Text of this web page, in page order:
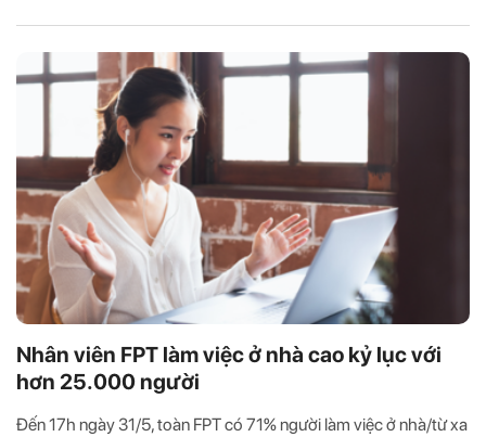
Nhân viên FPT làm việc ở nhà cao kỷ lục với
hơn 25.000 người
Đến 17h ngày 31/5, toàn FPT có 71% người làm việc ở nhà/từ xa